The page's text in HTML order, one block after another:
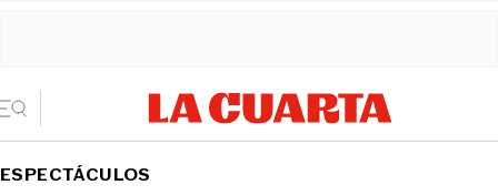
ESPECTÁCULOS